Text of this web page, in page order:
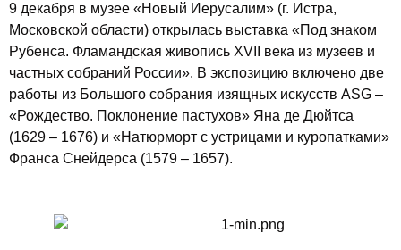
9 декабря в музее «Новый Иерусалим» (г. Истра,
Московской области) открылась выставка «Под знаком
Рубенса. Фламандская живопись XVII века из музеев и
частных собраний России». В экспозицию включено две
работы из Большого собрания изящных искусств ASG –
«Рождество. Поклонение пастухов» Яна де Дюйтса
(1629 – 1676) и «Натюрморт с устрицами и куропатками»
Франса Снейдерса (1579 – 1657).